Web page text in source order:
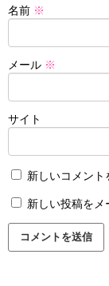
名前 ※
メール ※
サイト
新しいコメント
新しい投稿をメ